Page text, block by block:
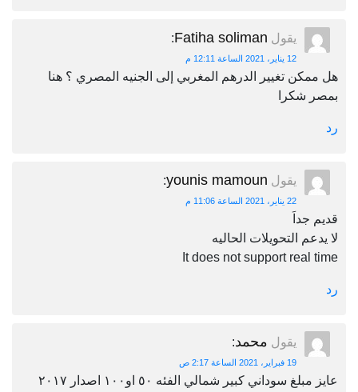
يقول Fatiha soliman
:
12 يناير، 2021 الساعة 12:11 م
هل ممكن تغيير الدرهم المغربي إلى الجنيه المصري ؟ هنا
بمصر شكرا
رد
يقول younis mamoun
:
22 يناير، 2021 الساعة 11:06 م
قديم جداَ
لا يدعم التحويلات الحاليه
It does not support real time
رد
يقول محمد:
19 فبراير، 2021 الساعة 2:17 ص
عايز مبلغ سوداني كبير شمالي الفئه ٥٠ او١٠٠ اصدار ٢٠١٧